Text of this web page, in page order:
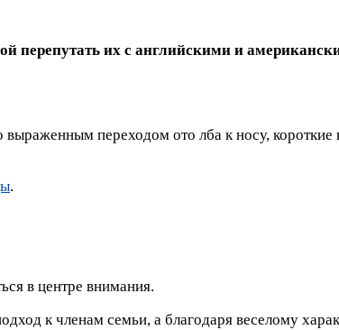
перепутать их с английскими и
переходом ото лба к носу, короткие
.
в центре внимания.
к членам семьи, а благодаря веселому